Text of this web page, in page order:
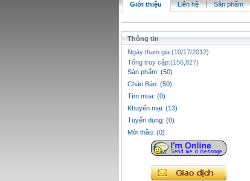
Giới thiệu Liên hệ Sản phẩm
Thông tin
Ngày tham gia:(10/17/2012)
Tổng truy cập:(156,827)
Sản phẩm: (50)
Chào Bán: (50)
Tìm mua: (0)
Khuyến mại: (13)
Tuyển dụng: (0)
Mời thầu: (0)